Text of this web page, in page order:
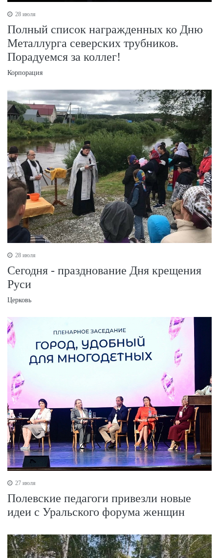
28 июля
Полный список награжденных ко Дню
Металлурга северских трубников.
Порадуемся за коллег!
Корпорация
28 июля
Сегодня - празднование Дня крещения
Руси
Церковь
27 июля
Полевские педагоги привезли новые
идеи с Уральского форума женщин